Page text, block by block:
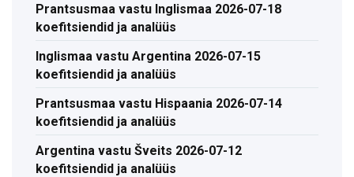
Prantsusmaa vastu Inglismaa 2026-07-18
koefitsiendid ja analüüs
Inglismaa vastu Argentina 2026-07-15
koefitsiendid ja analüüs
Prantsusmaa vastu Hispaania 2026-07-14
koefitsiendid ja analüüs
Argentina vastu Šveits 2026-07-12
koefitsiendid ja analüüs